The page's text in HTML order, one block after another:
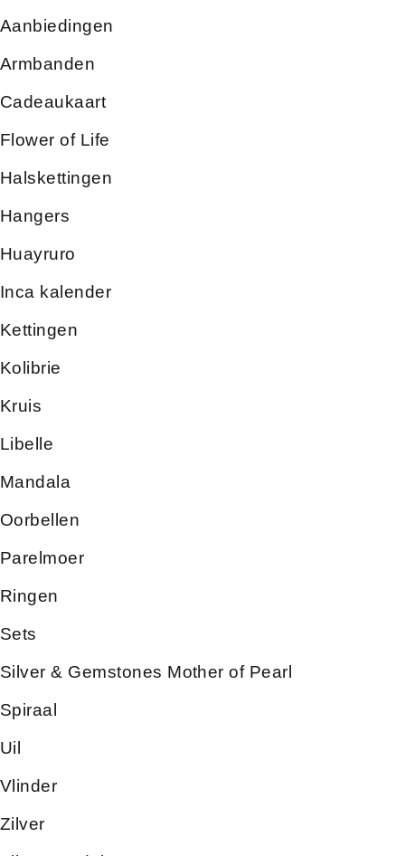
Aanbiedingen
Armbanden
Cadeaukaart
Flower of Life
Halskettingen
Hangers
Huayruro
Inca kalender
Kettingen
Kolibrie
Kruis
Libelle
Mandala
Oorbellen
Parelmoer
Ringen
Sets
Silver & Gemstones Mother of Pearl
Spiraal
Uil
Vlinder
Zilver